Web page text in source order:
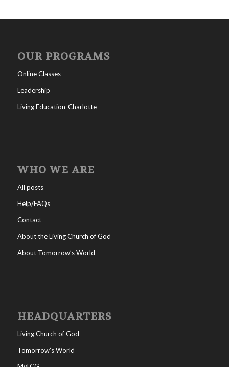
OUR PROGRAMS
Online Classes
Leadership
Living Education-Charlotte
WHO WE ARE
All posts
Help/FAQs
Contact
About the Living Church of God
About Tomorrow’s World
HEADQUARTERS
Living Church of God
Tomorrow’s World